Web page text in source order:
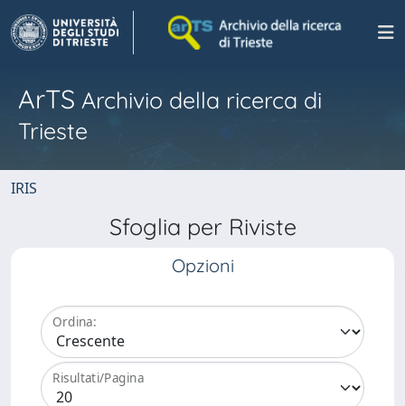
ArTS Archivio della ricerca di
Trieste
IRIS
Sfoglia per Riviste
Opzioni
Ordina:
Risultati/Pagina